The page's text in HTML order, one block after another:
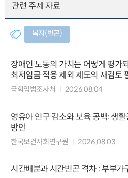
관련 주제 자료
복지(빈곤)
장애인 노동의 가치는 어떻게 평가
최저임금 적용 제외 제도의 재검토
국회입법조사처 2026.08.04
영유아 인구 감소와 보육 공백: 생
방안
한국보건사회연구원 2026.08.03
시간배분과 시간빈곤 격차 : 부부가